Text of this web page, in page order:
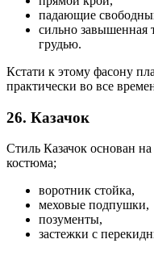
падающие
сильно завышенная
грудью.
Кстати к этому фасону
практически во все
26. Казачок
Стиль Казачок основан
костюма;
воротник стойка,
меховые подпушки,
позументы,
застежки с